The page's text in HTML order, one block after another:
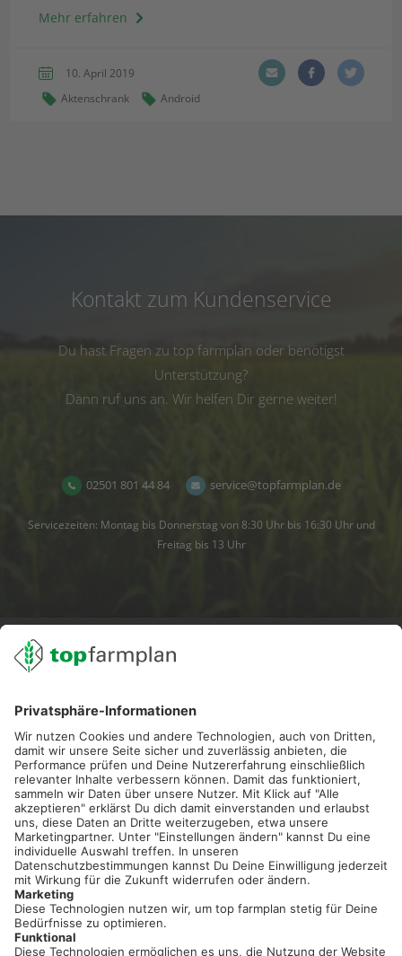
Mehr erfahren
10. April 2019
Aktenschrank
Android
Kontakt zum Kundenservice
Du hast Fragen zu top farmplan oder benötigst
Unterstützung?
Dann ruf uns an. Wir helfen Dir gerne weiter!
02501 801 44 84 service@topfarmplan.de
Servicezeiten: Montag bis Donnerstag von 8:30 Uhr bis 16:30 Uhr und
Freitag bis 13 Uhr
02501 801 44 84
service@topfarmplan.de
Sei immer auf dem Laufenden!
Neue Features, spannende Tipps und hilfreiche Anleitungen!